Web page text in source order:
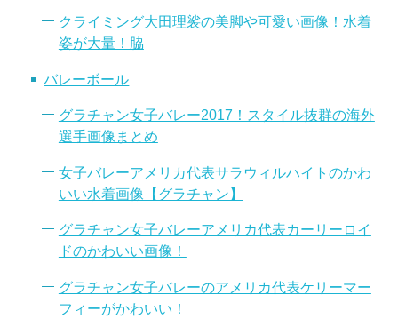
クライミング大田理裟の美脚や可愛い画像！水着
姿が大量！脇
バレーボール
グラチャン女子バレー2017！スタイル抜群の海外
選手画像まとめ
女子バレーアメリカ代表サラウィルハイトのかわ
いい水着画像【グラチャン】
グラチャン女子バレーアメリカ代表カーリーロイ
ドのかわいい画像！
グラチャン女子バレーのアメリカ代表ケリーマー
フィーがかわいい！